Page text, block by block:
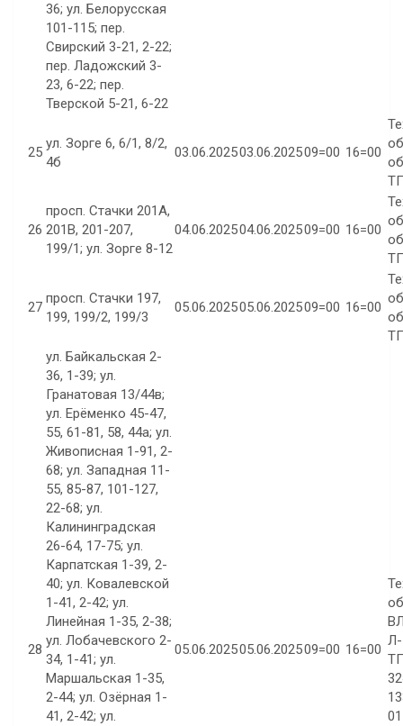
36; ул. Белорусская
101-115; пер.
Свирский 3-21, 2-22;
пер. Ладожский 3-
23, 6-22; пер.
Тверской 5-21, 6-22
25
ул. Зорге 6, 6/1, 8/2,
4б
03.06.202503.06.202509=00 16=00
26
просп. Стачки 201А,
201В, 201-207,
199/1; ул. Зорге 8-12
04.06.202504.06.202509=00 16=00
27
просп. Стачки 197,
199, 199/2, 199/3
05.06.202505.06.202509=00 16=00
28
ул. Байкальская 2-
36, 1-39; ул.
Гранатовая 13/44в;
ул. Ерёменко 45-47,
55, 61-81, 58, 44а; ул.
Живописная 1-91, 2-
68; ул. Западная 11-
55, 85-87, 101-127,
22-68; ул.
Калининградская
26-64, 17-75; ул.
Карпатская 1-39, 2-
40; ул. Ковалевской
1-41, 2-42; ул.
Линейная 1-35, 2-38;
ул. Лобачевского 2-
34, 1-41; ул.
Маршальская 1-35,
2-44; ул. Озёрная 1-
41, 2-42; ул.
05.06.202505.06.202509=00 16=00
Л-